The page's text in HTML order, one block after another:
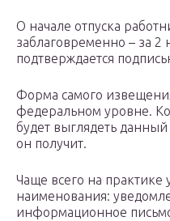
О начале отпуска
заблаговременно – за
подтверждается
Форма самого
федеральном уровне.
будет выглядеть
он получит.
Чаще всего на
наименования:
информационное